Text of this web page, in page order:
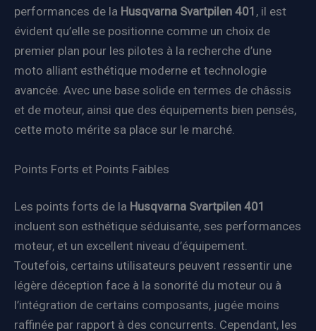
performances de la Husqvarna Svartpilen 401 , il est
évident qu’elle se positionne comme un choix de
premier plan pour les pilotes à la recherche d’une
moto alliant esthétique moderne et technologie
avancée. Avec une base solide en termes de châssis
et de moteur, ainsi que des équipements bien pensés,
cette moto mérite sa place sur le marché.
Points Forts et Points Faibles
Les points forts de la Husqvarna Svartpilen 401
incluent son esthétique séduisante, ses performances
moteur, et un excellent niveau d’équipement.
Toutefois, certains utilisateurs peuvent ressentir une
légère déception face à la sonorité du moteur ou à
l’intégration de certains composants, jugée moins
raffinée par rapport à des concurrents. Cependant, les